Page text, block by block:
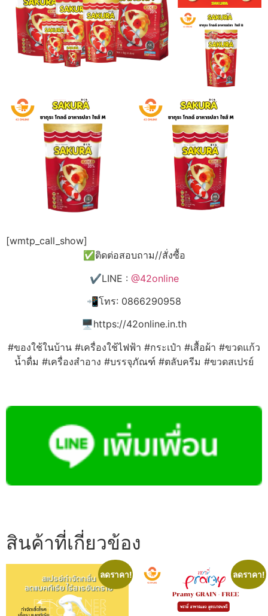
[wmtp_call_show]
✅ติดต่อสอบถาม//สั่งซื้อ
✔️LINE : @42online
📲โทร: 0866290958
🖥️https://42online.in.th
#ของใช้ในบ้าน #เครื่องใช้ไฟฟ้า #กระเป๋า #เสื้อผ้า #ขวดแก้ว
น้ำดื่ม #เครื่องสำอาง #บรรจุภัณฑ์ #ตลับครีม #ขวดสเปรย์
สินค้าที่เกี่ยวข้อง
ลดราคา! ลดราคา!